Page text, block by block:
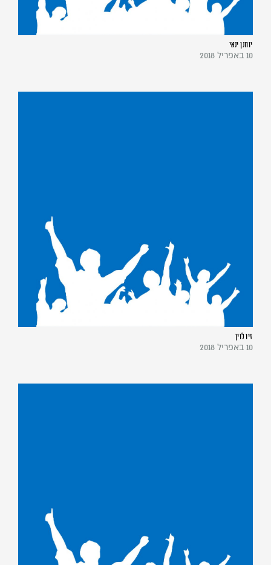
יוחנן ינאי
10 באפריל 2018
זיו לוין
10 באפריל 2018